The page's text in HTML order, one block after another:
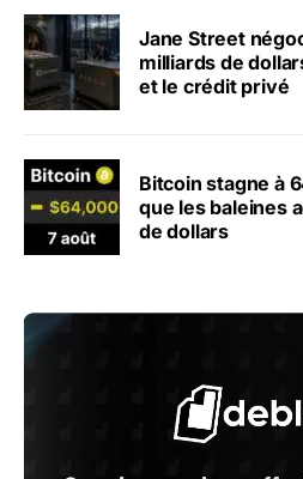
Jane Street
milliards de
et le crédit privé
Bitcoin stagne à
que les baleines
de dollars